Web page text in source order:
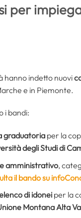
per
hanno indetto nuovi
e in Piemonte.
i bandi:
graduatoriaper la
degli Studi di
amministrativo,
il bando su
di idoneiper la
Montana Alta